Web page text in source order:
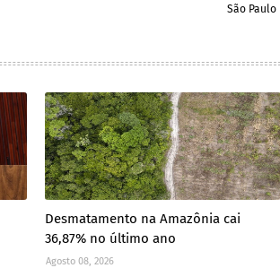
São Paulo
Desmatamento na Amazônia cai
36,87% no último ano
Agosto 08, 2026